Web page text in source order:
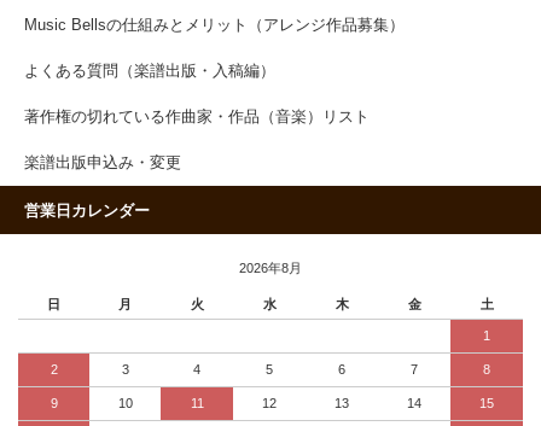
Music Bellsの仕組みとメリット（アレンジ作品募集）
よくある質問（楽譜出版・入稿編）
著作権の切れている作曲家・作品（音楽）リスト
楽譜出版申込み・変更
営業日カレンダー
2026年8月
日 月 火 水 木 金 土
1
2 3 4 5 6 7 8
9 10 11 12 13 14 15